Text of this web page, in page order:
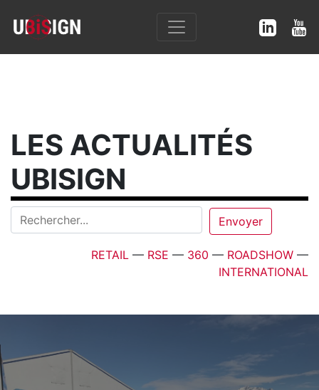
LES ACTUALITÉS
UBISIGN
RETAIL — RSE — 360 — ROADSHOW —
INTERNATIONAL